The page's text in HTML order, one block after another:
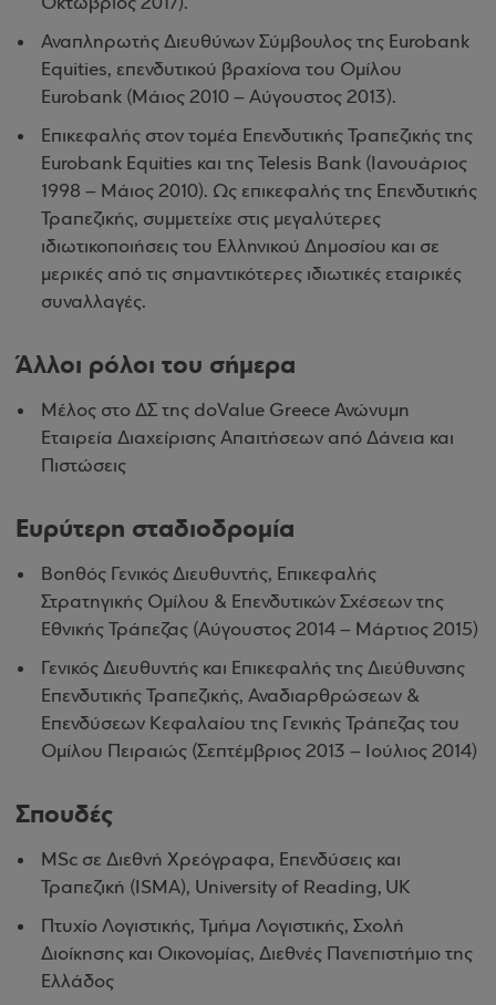
Αναπληρωτής Διευθύνων Σύμβουλος της Eurobank
Equities, επενδυτικού βραχίονα του Ομίλου
Eurobank (Μάιος 2010 – Αύγουστος 2013).
Επικεφαλής στον τομέα Επενδυτικής Τραπεζικής της
Eurobank Equities και της Telesis Bank (Ιανουάριος
1998 – Μάιος 2010). Ως επικεφαλής της Επενδυτικής
Τραπεζικής, συμμετείχε στις μεγαλύτερες
ιδιωτικοποιήσεις του Ελληνικού Δημοσίου και σε
μερικές από τις σημαντικότερες ιδιωτικές εταιρικές
συναλλαγές.
Άλλοι ρόλοι του σήμερα
Μέλος στο ΔΣ της doValue Greece Ανώνυμη
Εταιρεία Διαχείρισης Απαιτήσεων από Δάνεια και
Πιστώσεις
Ευρύτερη σταδιοδρομία
Βοηθός Γενικός Διευθυντής, Επικεφαλής
Στρατηγικής Ομίλου & Επενδυτικών Σχέσεων της
Εθνικής Τράπεζας (Αύγουστος 2014 – Μάρτιος 2015)
Γενικός Διευθυντής και Επικεφαλής της Διεύθυνσης
Επενδυτικής Τραπεζικής, Αναδιαρθρώσεων &
Επενδύσεων Κεφαλαίου της Γενικής Τράπεζας του
Ομίλου Πειραιώς (Σεπτέμβριος 2013 – Ιούλιος 2014)
Σπουδές
MSc σε Διεθνή Χρεόγραφα, Επενδύσεις και
Τραπεζική (ISMA), University of Reading, UK
Πτυχίο Λογιστικής, Τμήμα Λογιστικής, Σχολή
Διοίκησης και Οικονομίας, Διεθνές Πανεπιστήμιο της
Ελλάδος